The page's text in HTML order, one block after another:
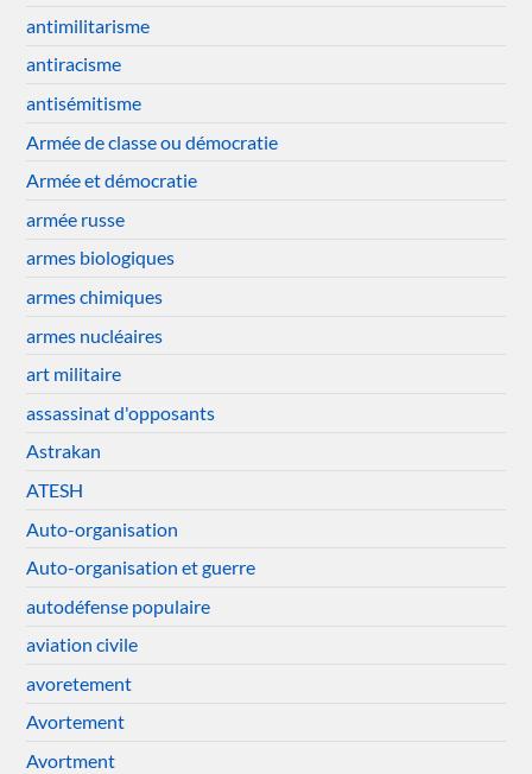
antimilitarisme
antiracisme
antisémitisme
Armée de classe ou démocratie
Armée et démocratie
armée russe
armes biologiques
armes chimiques
armes nucléaires
art militaire
assassinat d'opposants
Astrakan
ATESH
Auto-organisation
Auto-organisation et guerre
autodéfense populaire
aviation civile
avoretement
Avortement
Avortment